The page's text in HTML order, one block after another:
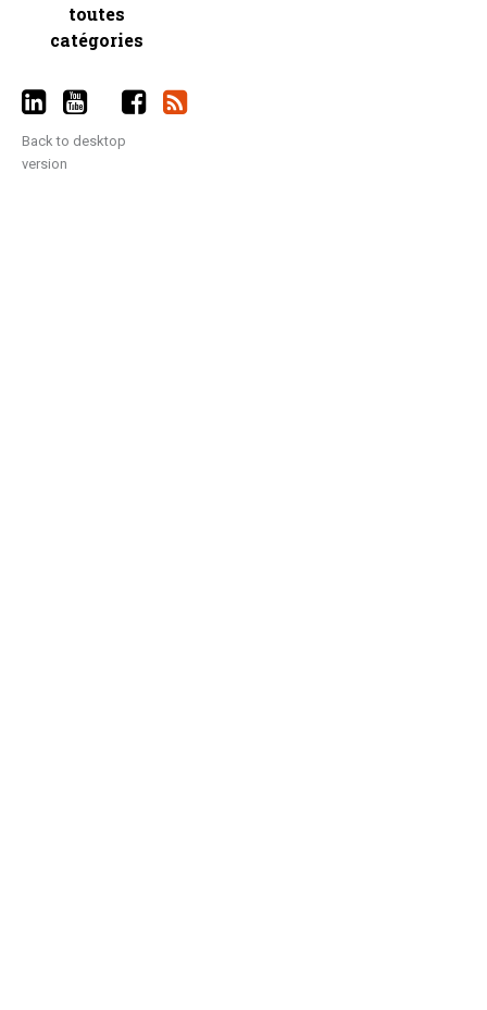
toutes
catégories
Back to desktop
version